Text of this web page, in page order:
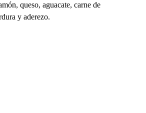
queso, aguacate, carne de
y aderezo.